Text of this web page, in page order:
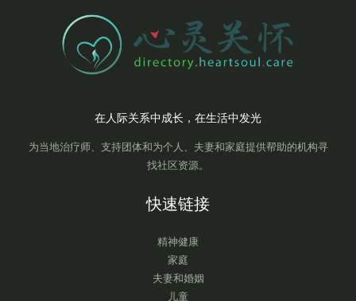
在人际关系中成长，在生活中发光
为当地治疗师、支持团体和为个人、夫妻和家庭提供帮助的机构寻
找社区资源。
快速链接
精神健康
家庭
夫妻和婚姻
儿童